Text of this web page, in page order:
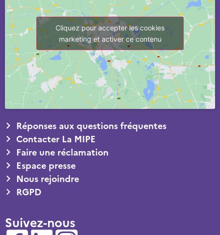
Cliquez pour accepter les cookies
marketing et activer ce contenu
Réponses aux questions fréquentes
Contacter La MIPE
Faire une réclamation
Espace presse
Nous rejoindre
RGPD
Suivez-nous